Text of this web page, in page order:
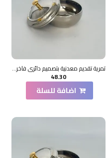
تمرية تقديم معدنية بتصميم دائري فاخر 4×11×11سم
48.30
اضافة للسلة